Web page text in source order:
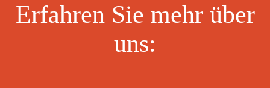
Erfahren Sie mehr über
uns: